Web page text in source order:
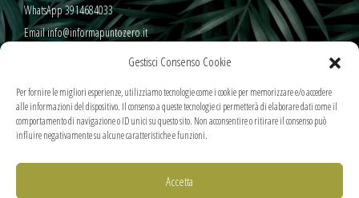
Gestisci Consenso Cookie
Per fornire le migliori esperienze, utilizziamo tecnologie come i cookie per memorizzare e/o accedere
alle informazioni del dispositivo. Il consenso a queste tecnologie ci permetterà di elaborare dati come il
comportamento di navigazione o ID unici su questo sito. Non acconsentire o ritirare il consenso può
influire negativamente su alcune caratteristiche e funzioni.
Accetta
WhatsApp 3914684033
Email info@informapuntozero.it
SEGUICI SUI NOSTRI SOCIAL